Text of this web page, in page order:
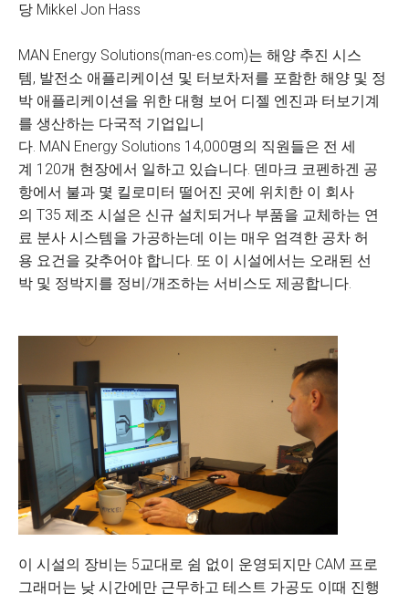
당 Mikkel Jon Hass
MAN Energy Solutions(man-es.com)는 해양 추진 시스
템, 발전소 애플리케이션 및 터보차저를 포함한 해양 및 정
박 애플리케이션을 위한 대형 보어 디젤 엔진과 터보기계
를 생산하는 다국적 기업입니
다. MAN Energy Solutions 14,000명의 직원들은 전 세
계 120개 현장에서 일하고 있습니다. 덴마크 코펜하겐 공
항에서 불과 몇 킬로미터 떨어진 곳에 위치한 이 회사
의 T35 제조 시설은 신규 설치되거나 부품을 교체하는 연
료 분사 시스템을 가공하는데 이는 매우 엄격한 공차 허
용 요건을 갖추어야 합니다. 또 이 시설에서는 오래된 선
박 및 정박지를 정비/개조하는 서비스도 제공합니다.
이 시설의 장비는 5교대로 쉼 없이 운영되지만 CAM 프로
그래머는 낮 시간에만 근무하고 테스트 가공도 이때 진행